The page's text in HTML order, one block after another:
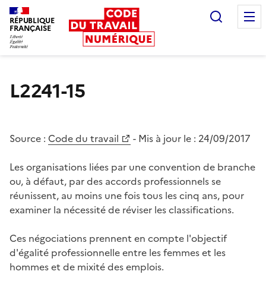
RÉPUBLIQUE
FRANÇAISE
L2241-15
Source : Code du travail - Mis à jour le : 24/09/2017
Les organisations liées par une convention de branche
ou, à défaut, par des accords professionnels se
réunissent, au moins une fois tous les cinq ans, pour
examiner la nécessité de réviser les classifications.
Ces négociations prennent en compte l'objectif
d'égalité professionnelle entre les femmes et les
hommes et de mixité des emplois.